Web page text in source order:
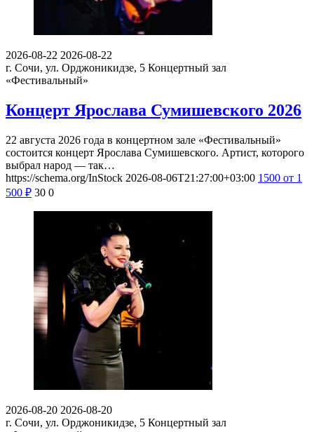
2026-08-22 2026-08-22
г. Сочи, ул. Орджоникидзе, 5 Концертный зал
«Фестивальный»
Концерт Ярослава Сумишевского 2026
22 августа 2026 года в концертном зале «Фестивальный»
состоится концерт Ярослава Сумишевского. Артист, которого
выбрал народ — так…
https://schema.org/InStock 2026-08-06T21:27:00+03:00 1500 от 1
500 ₽ 30 0
2026-08-20 2026-08-20
г. Сочи, ул. Орджоникидзе, 5 Концертный зал